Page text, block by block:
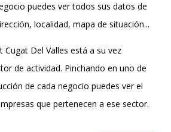
puedes ver todos sus datos de
localidad, mapa de situación...
Cugat Del Valles está a su vez
de actividad. Pinchando en uno de
de cada negocio puedes ver el
que pertenecen a ese sector.